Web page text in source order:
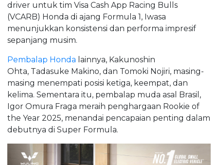
driver untuk tim Visa Cash App Racing Bulls
(VCARB) Honda di ajang Formula 1, Iwasa
menunjukkan konsistensi dan performa impresif
sepanjang musim.
Pembalap Honda lainnya, Kakunoshin
Ohta, Tadasuke Makino, dan Tomoki Nojiri, masing-
masing menempati posisi ketiga, keempat, dan
kelima. Sementara itu, pembalap muda asal Brasil,
Igor Omura Fraga meraih penghargaan Rookie of
the Year 2025, menandai pencapaian penting dalam
debutnya di Super Formula.